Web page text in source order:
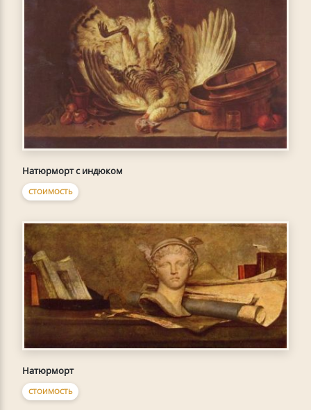
Натюрморт с индюком
СТОИМОСТЬ
Натюрморт
СТОИМОСТЬ